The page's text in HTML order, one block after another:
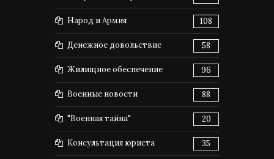
Народ и Армия 108
Денежное довольствие 58
Жилищное обеспечение 96
Военные новости 88
"Военная тайна" 20
Консультация юриста 35